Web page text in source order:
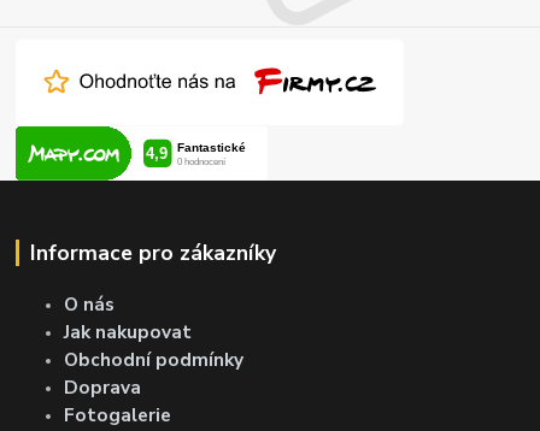
Informace pro zákazníky
O nás
Jak nakupovat
Obchodní podmínky
Doprava
Fotogalerie